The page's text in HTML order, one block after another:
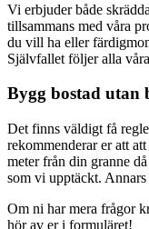
Vi erbjuder både
tillsammans med våra
du vill ha eller
Självfallet följer alla
Bygg bostad utan
Det finns väldigt få
rekommenderar er att
meter från din granne
som vi upptäckt.
Om ni har mera frågor
hör av er i formuläret!